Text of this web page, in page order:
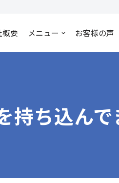
概要 メニュー お客様の声
持ち込ん